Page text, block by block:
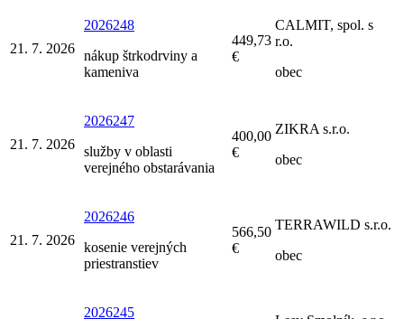
21. 7. 2026
2026248
nákup štrkodrviny a
kameniva
449,73
€
CALMIT, spol. s
r.o.
obec
21. 7. 2026
2026247
služby v oblasti
verejného obstarávania
400,00
€
ZIKRA s.r.o.
obec
21. 7. 2026
2026246
kosenie verejných
priestranstiev
566,50
€
TERRAWILD s.r.o.
obec
2026245